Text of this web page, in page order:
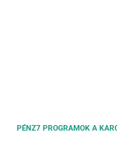
PÉNZ7 PROGRAMOK A